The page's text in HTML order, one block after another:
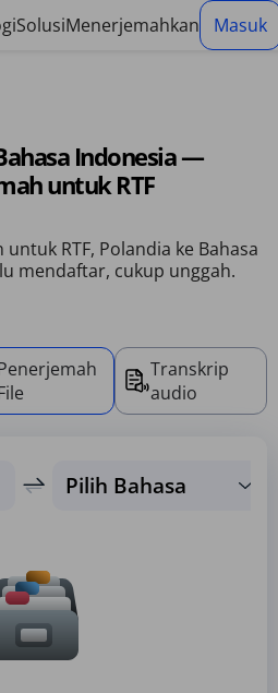
SolusiMenerjemahkan Masuk
Indonesia —
untuk RTF
RTF, Polandia ke Bahasa
mendaftar, cukup unggah.
Transkrip
audio
Pilih Bahasa